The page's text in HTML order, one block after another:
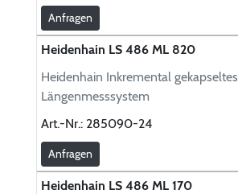
Anfragen
Heidenhain LS 486 ML 820
Heidenhain Inkremental gekapseltes
Längenmesssystem
Art.-Nr.: 285090-24
Anfragen
Heidenhain LS 486 ML 170